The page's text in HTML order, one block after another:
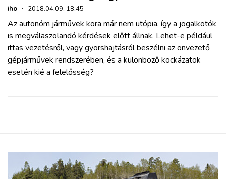
iho · 2018.04.09. 18:45
Az autonóm járművek kora már nem utópia, így a jogalkotók
is megválaszolandó kérdések előtt állnak. Lehet-e például
ittas vezetésről, vagy gyorshajtásról beszélni az önvezető
gépjárművek rendszerében, és a különböző kockázatok
esetén kié a felelősség?